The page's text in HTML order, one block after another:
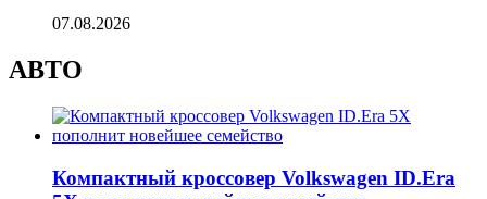
07.08.2026
АВТО
Компактный кроссовер Volkswagen ID.Era